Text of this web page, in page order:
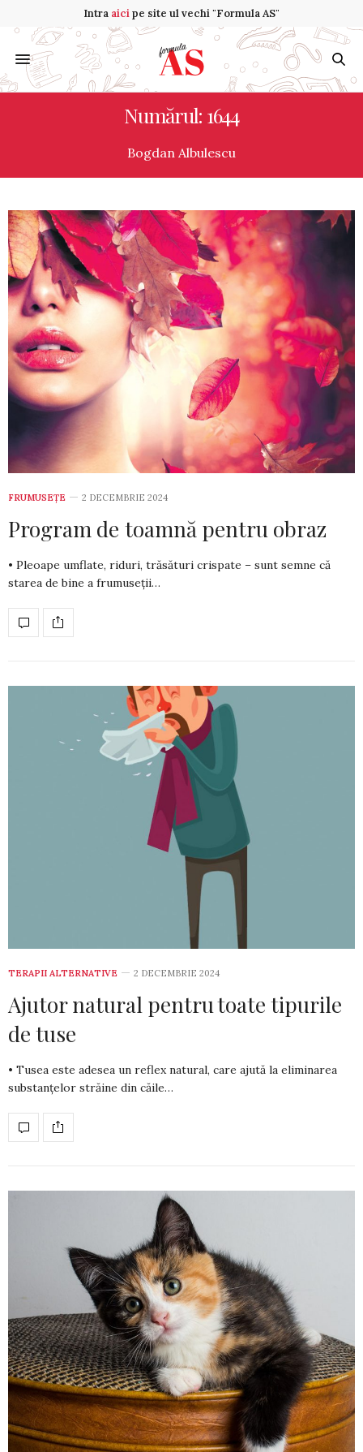
Intra aicipe site ul vechi "Formula AS"
Numărul: 1644
Bogdan Albulescu
FRUMUSEȚE 2 DECEMBRIE 2024
Program de toamnă pentru obraz
• Pleoape umflate, riduri, tră­sături crispate – sunt sem­ne că
starea de bine a fru­mu­seții…
TERAPII ALTERNATIVE 2 DECEMBRIE 2024
Ajutor natural pentru toate tipurile
de tuse
• Tusea este adesea un reflex natural, care ajută la eliminarea
substan­țelor străine din căile…